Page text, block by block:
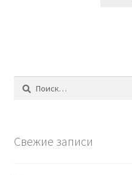
Найти:
Свежие записи